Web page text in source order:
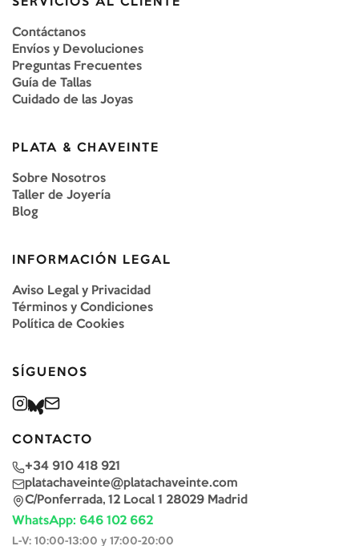
Contáctanos
Envíos y Devoluciones
Preguntas Frecuentes
Guía de Tallas
Cuidado de las Joyas
PLATA & CHAVEINTE
Sobre Nosotros
Taller de Joyería
Blog
INFORMACIÓN LEGAL
Aviso Legal y Privacidad
Términos y Condiciones
Política de Cookies
SÍGUENOS
CONTACTO
+34 910 418 921
platachaveinte@platachaveinte.com
C/Ponferrada, 12 Local 1 28029 Madrid
WhatsApp: 646 102 662
L-V: 10:00-13:00 y 17:00-20:00